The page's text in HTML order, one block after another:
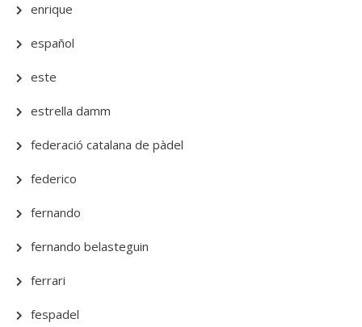
enrique
español
este
estrella damm
federació catalana de pàdel
federico
fernando
fernando belasteguin
ferrari
fespadel